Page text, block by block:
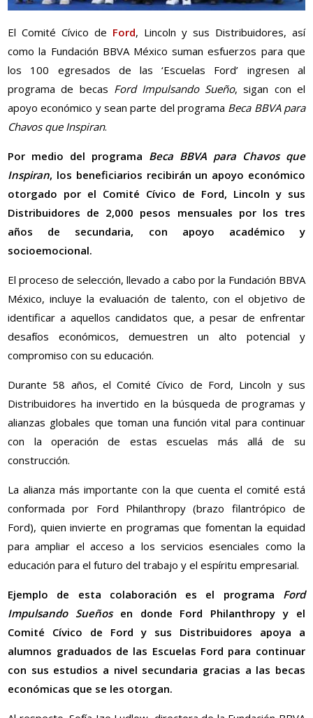
El Comité Cívico de Ford, Lincoln y sus Distribuidores, así
como la Fundación BBVA México suman esfuerzos para que
los 100 egresados de las ‘Escuelas Ford’ ingresen al
programa de becas Ford Impulsando Sueño, sigan con el
apoyo económico y sean parte del programa Beca BBVA para
Chavos que Inspiran.
Por medio del programa Beca BBVA para Chavos que
Inspiran, los beneficiarios recibirán un apoyo económico
otorgado por el Comité Cívico de Ford, Lincoln y sus
Distribuidores de 2,000 pesos mensuales por los tres
años de secundaria, con apoyo académico y
socioemocional.
El proceso de selección, llevado a cabo por la Fundación BBVA
México, incluye la evaluación de talento, con el objetivo de
identificar a aquellos candidatos que, a pesar de enfrentar
desafíos económicos, demuestren un alto potencial y
compromiso con su educación.
Durante 58 años, el Comité Cívico de Ford, Lincoln y sus
Distribuidores ha invertido en la búsqueda de programas y
alianzas globales que toman una función vital para continuar
con la operación de estas escuelas más allá de su
construcción.
La alianza más importante con la que cuenta el comité está
conformada por Ford Philanthropy (brazo filantrópico de
Ford), quien invierte en programas que fomentan la equidad
para ampliar el acceso a los servicios esenciales como la
educación para el futuro del trabajo y el espíritu empresarial.
Ejemplo de esta colaboración es el programa Ford
Impulsando Sueñosen donde Ford Philanthropy y el
Comité Cívico de Ford y sus Distribuidores apoya a
alumnos graduados de las Escuelas Ford para continuar
con sus estudios a nivel secundaria gracias a las becas
económicas que se les otorgan.